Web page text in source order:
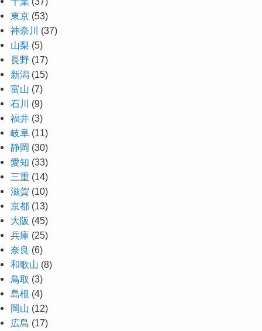
東京(53)
神奈川
(37)
山梨 (5)
長野 (17)
新潟(15)
富山 (7)
石川
(9)
福井(3)
岐阜(11)
静岡 (30)
愛知 (33)
三重(14)
滋賀 (10)
京都(13)
大阪 (45)
兵庫(25)
奈良 (6)
和歌山 (8)
鳥取 (3)
島根 (4)
岡山 (12)
広島 (17)